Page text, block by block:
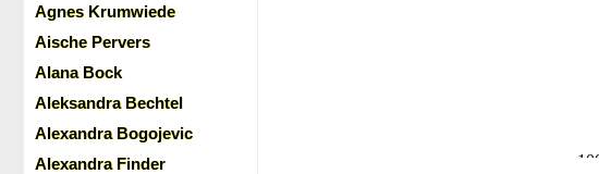
Agnes Krumwiede
Aische Pervers
Alana Bock
Aleksandra Bechtel
Alexandra Bogojevic
Alexandra Finder